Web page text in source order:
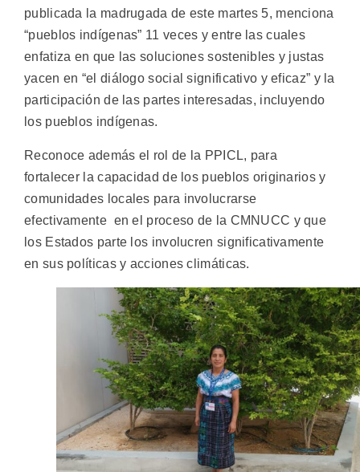
publicada la madrugada de este martes 5, menciona
“pueblos indígenas” 11 veces y entre las cuales
enfatiza en que las soluciones sostenibles y justas
yacen en “el diálogo social significativo y eficaz” y la
participación de las partes interesadas, incluyendo
los pueblos indígenas.
Reconoce además el rol de la PPICL, para
fortalecer la capacidad de los pueblos originarios y
comunidades locales para involucrarse
efectivamente en el proceso de la CMNUCC y que
los Estados parte los involucren significativamente
en sus políticas y acciones climáticas.